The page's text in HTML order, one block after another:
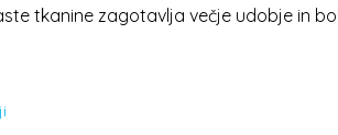
tkanine zagotavlja večje udobje in